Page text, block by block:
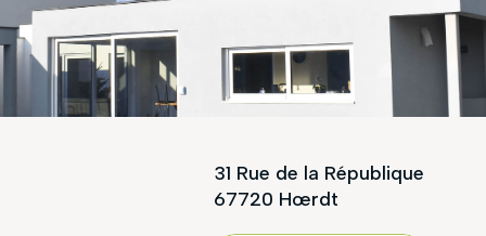
31 Rue de la République
67720 Hœrdt